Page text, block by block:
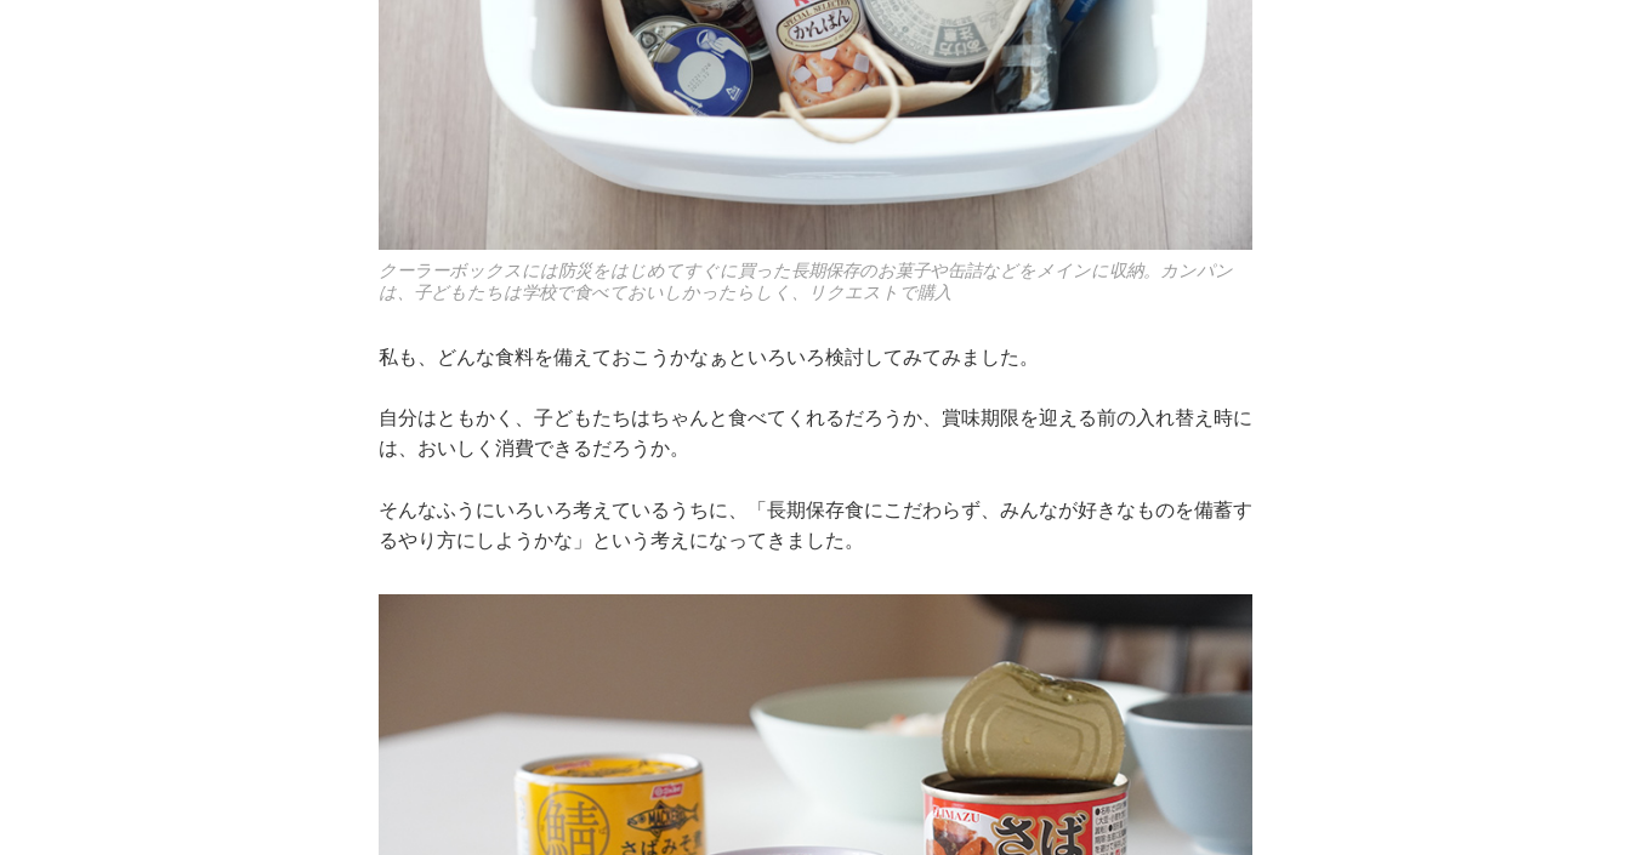
クーラーボックスには防災をはじめてすぐに買った長期保存のお菓子や缶詰などをメインに収納。カンパン
は、子どもたちは学校で食べておいしかったらしく、リクエストで購入
私も、どんな食料を備えておこうかなぁといろいろ検討してみてみました。
自分はともかく、子どもたちはちゃんと食べてくれるだろうか、賞味期限を迎える前の入れ替え時に
は、おいしく消費できるだろうか。
そんなふうにいろいろ考えているうちに、「長期保存食にこだわらず、みんなが好きなものを備蓄す
るやり方にしようかな」という考えになってきました。